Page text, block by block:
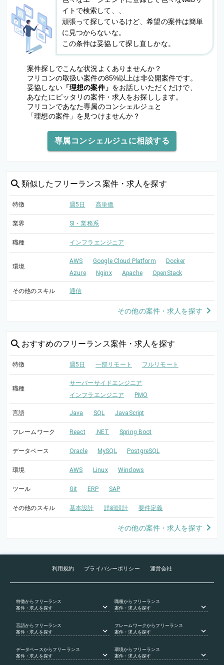
イトで検索して、、
頑張って探しているけど、希望の案件は簡単
に見つからないな。
この条件は妥協して探し直しかな。
案件探しでこんな状況よくありませんか？
フリコンの取扱い案件の85%以上は非公開案件です。
妥協しない「理想の案件」 をお話しいただくだけで、
あなたにピッタリの案件・求人をお探しします。
フリコンであなた専属のコンシェルジュと
「理想の案件」を見つけませんか？
専属コンシェルジュに相談する
類似した フリーランス案件・求人を探す
特徴 週5日 高単価
業界 SI・業務系
職種 インフラエンジニア
環境
AWS Google Cloud Platform
Docker
Azure
Nginx Apache OpenStack
その他のスキル 通信
その他の案件・求人を探す
おすすめのフリーランス案件・求人を探す
特徴 週5日 一部リモート フルリモート
職種
サーバーサイドエンジニア
インフラエンジニア
PMO
言語 Java SQL JavaScript
フレームワーク React .NET Spring Boot
データベース Oracle MySQL PostgreSQL
環境 AWS Linux Windows
ツール Git ERP SAP
その他のスキル 基本設計 詳細設計 要件定義
その他の案件・求人を探す
利用規約 プライバシーポリシー 運営会社
特徴からフリーランス
案件・求人を探す
職種からフリーランス
案件・求人を探す
言語からフリーランス
案件・求人を探す
フレームワークからフリーランス
案件・求人を探す
データベース からフリーランス
案件・求人を探す
環境からフリーランス
案件・求人を探す